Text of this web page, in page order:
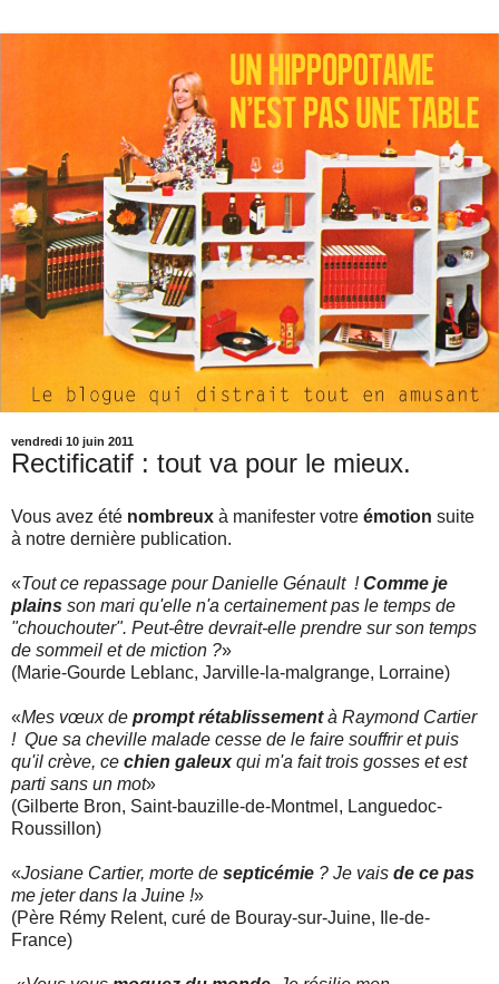
vendredi 10 juin 2011
Rectificatif : tout va pour le mieux.
Vous avez été nombreux à manifester votre émotion suite
à notre dernière publication.
«Tout ce repassage pour Danielle Génault !Comme je
plains son mari qu'elle n'a certainement pas le temps de
"chouchouter". Peut-être devrait-elle prendre sur son temps
de sommeil et de miction ?»
(Marie-Gourde Leblanc, Jarville-la-malgrange, Lorraine)
«Mes vœux de prompt rétablissementà Raymond Cartier
! Que sa cheville malade cesse de le faire souffrir et puis
qu'il crève, ce chien galeuxqui m'a fait trois gosses et est
parti sans un mot»
(Gilberte Bron, Saint-bauzille-de-Montmel, Languedoc-
Roussillon)
«Josiane Cartier, morte de septicémie ? Je vais de ce pas
me jeter dans la Juine !»
(Père Rémy Relent, curé de Bouray-sur-Juine, Ile-de-
France)